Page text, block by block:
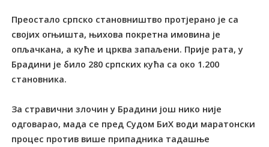
Преостало српско становништво протјерано је са
својих огњишта, њихова покретна имовина је
опљачкана, а куће и црква запаљени. Прије рата, у
Брадини је било 280 српских кућа са око 1.200
становника.
За стравични злочин у Брадини још нико није
одговарао, мада се пред Судом БиХ води маратонски
процес против више припадника тадашње